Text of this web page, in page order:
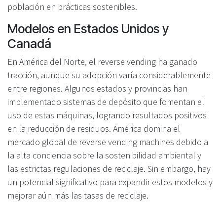
población en prácticas sostenibles.
Modelos en Estados Unidos y
Canadá
En América del Norte, el reverse vending ha ganado
tracción, aunque su adopción varía considerablemente
entre regiones. Algunos estados y provincias han
implementado sistemas de depósito que fomentan el
uso de estas máquinas, logrando resultados positivos
en la reducción de residuos. América domina el
mercado global de reverse vending machines debido a
la alta conciencia sobre la sostenibilidad ambiental y
las estrictas regulaciones de reciclaje. Sin embargo, hay
un potencial significativo para expandir estos modelos y
mejorar aún más las tasas de reciclaje.